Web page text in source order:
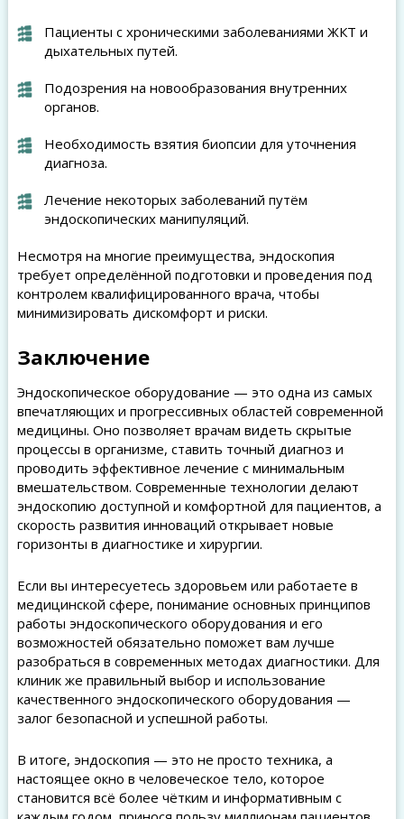
Пациенты с хроническими заболеваниями ЖКТ и
дыхательных путей.
Подозрения на новообразования внутренних
органов.
Необходимость взятия биопсии для уточнения
диагноза.
Лечение некоторых заболеваний путём
эндоскопических манипуляций.
Несмотря на многие преимущества, эндоскопия
требует определённой подготовки и проведения под
контролем квалифицированного врача, чтобы
минимизировать дискомфорт и риски.
Заключение
Эндоскопическое оборудование — это одна из самых
впечатляющих и прогрессивных областей современной
медицины. Оно позволяет врачам видеть скрытые
процессы в организме, ставить точный диагноз и
проводить эффективное лечение с минимальным
вмешательством. Современные технологии делают
эндоскопию доступной и комфортной для пациентов, а
скорость развития инноваций открывает новые
горизонты в диагностике и хирургии.
Если вы интересуетесь здоровьем или работаете в
медицинской сфере, понимание основных принципов
работы эндоскопического оборудования и его
возможностей обязательно поможет вам лучше
разобраться в современных методах диагностики. Для
клиник же правильный выбор и использование
качественного эндоскопического оборудования —
залог безопасной и успешной работы.
В итоге, эндоскопия — это не просто техника, а
настоящее окно в человеческое тело, которое
становится всё более чётким и информативным с